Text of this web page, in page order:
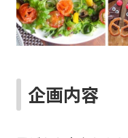
企画内容